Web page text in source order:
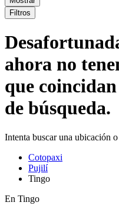
Filtros
ahora no
que
de búsqueda.
Intenta buscar una ubicación
Cotopaxi
Pujilí
Tingo
En Tingo